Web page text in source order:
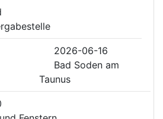
2026-06-16
Bad Soden am
Taunus